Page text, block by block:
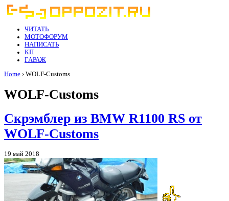
ЧИТАТЬ
МОТОФОРУМ
НАПИСАТЬ
КП
ГАРАЖ
Home › WOLF-Customs
WOLF-Customs
Скрэмблер из BMW R1100 RS от
WOLF-Customs
19 май 2018